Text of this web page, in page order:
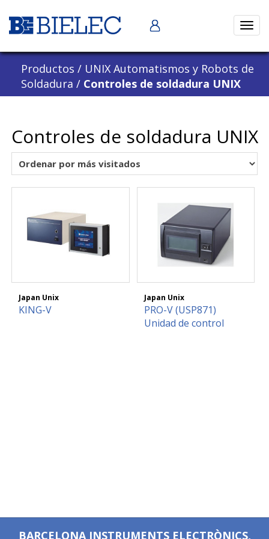
Abrir
Productos / UNIX Automatismos y Robots de
Soldadura / Controles de soldadura UNIX
Controles de soldadura UNIX
Japan Unix
KING-V
Japan Unix
PRO-V (USP871)
Unidad de control
BARCELONA INSTRUMENTS ELECTRÒNICS,